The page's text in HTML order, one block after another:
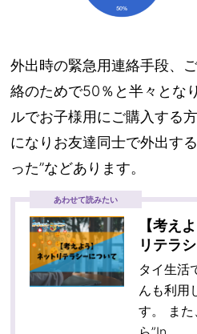
外出時の緊急用連絡手段、
絡のためで50％と半々とな
ルでお子様用にご購入する
になりお友達同士で外出す
った”などあります。
あわせて読みたい
【考え
リテラ
タイ生活
んも利用
す。 また